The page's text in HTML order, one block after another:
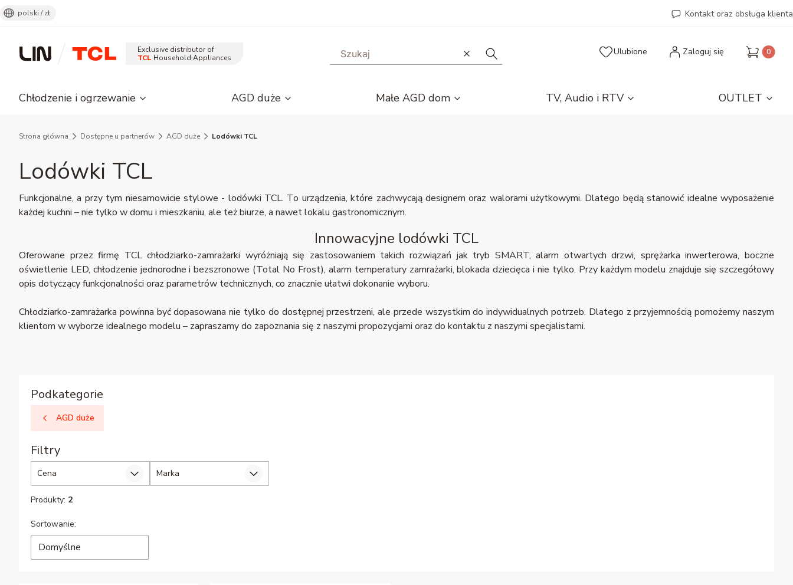
polski / zł Kontakt oraz obsługa klienta
Exclusive distributor of
TCL Household Appliances WyczyśćSzukaj
Ulubione Zaloguj się Produkty
Chłodzenie i ogrzewanie AGD duże Małe AGD dom TV, Audio i RTV OUTLET
Strona główna Dostępne u partnerów AGD duże Lodówki TCL
Lodówki TCL
Funkcjonalne, a przy tym niesamowicie stylowe - lodówki TCL. To urządzenia, które zachwycają designem oraz walorami użytkowymi. Dlatego będą stanowić idealne wyposażenie
każdej kuchni – nie tylko w domu i mieszkaniu, ale też biurze, a nawet lokalu gastronomicznym.
Innowacyjne lodówki TCL
Oferowane przez firmę TCL chłodziarko-zamrażarki wyróżniają się zastosowaniem takich rozwiązań jak tryb SMART, alarm otwartych drzwi, sprężarka inwerterowa, boczne
oświetlenie LED, chłodzenie jednorodne i bezszronowe (Total No Frost), alarm temperatury zamrażarki, blokada dziecięca i nie tylko. Przy każdym modelu znajduje się szczegółowy
opis dotyczący funkcjonalności oraz parametrów technicznych, co znacznie ułatwi dokonanie wyboru.
Chłodziarko-zamrażarka powinna być dopasowana nie tylko do dostępnej przestrzeni, ale przede wszystkim do indywidualnych potrzeb. Dlatego z przyjemnością pomożemy naszym
klientom w wyborze idealnego modelu – zapraszamy do zapoznania się z naszymi propozycjami oraz do kontaktu z naszymi specjalistami.
Podkategorie
AGD duże
Filtry
Cena Marka
Produkty: 2
Lista produktów
Sortowanie:
Domyślne